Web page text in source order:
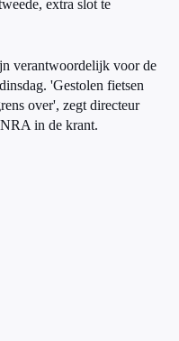
extra slot te
verantwoordelijk voor de
'Gestolen fietsen
over', zegt directeur
in de krant.